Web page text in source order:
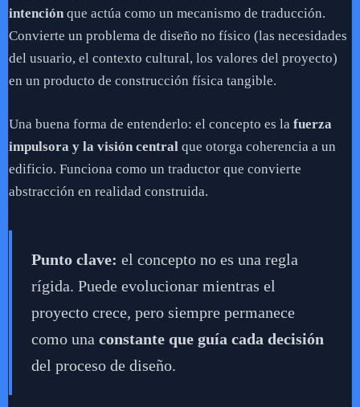
intención que actúa como un mecanismo de traducción.
Convierte un problema de diseño no físico (las necesidades
del usuario, el contexto cultural, los valores del proyecto)
en un producto de construcción física tangible.
Una buena forma de entenderlo: el concepto es la fuerza
impulsora y la visión central que otorga coherencia a un
edificio. Funciona como un traductor que convierte
abstracción en realidad construida.
Punto clave: el concepto no es una regla
rígida. Puede evolucionar mientras el
proyecto crece, pero siempre permanece
como una constante que guía cada decisión
del proceso de diseño.